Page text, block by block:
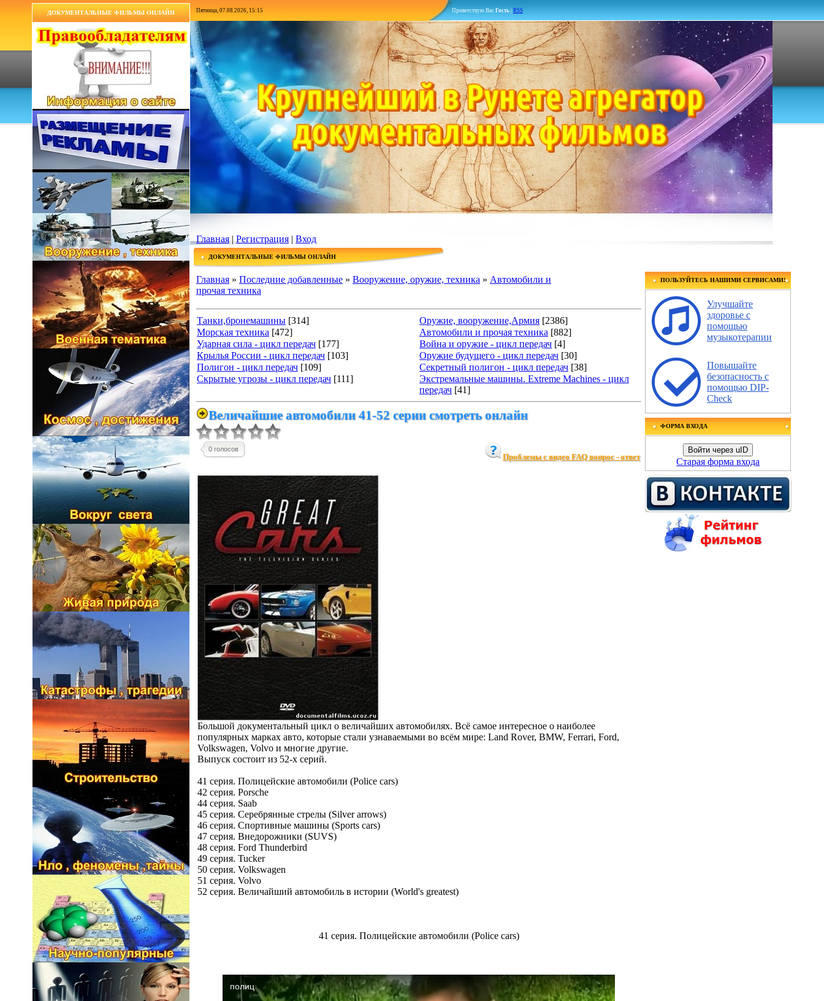
ДОКУМЕНТАЛЬНЫЕ ФИЛЬМЫ ОНЛАЙН Пятница, 07.08.2026, 15:15 Приветствую Вас Гость RSS
Главная|Регистрация | Вход
ДОКУМЕНТАЛЬНЫЕ ФИЛЬМЫ ОНЛАЙН
Главная » Последние добавленные » Вооружение, оружие, техника » Автомобили и
прочая техника
Танки,бронемашины [314] Оружие, вооружение,Армия [2386]
Морская техника [472] Автомобили и прочая техника [882]
Ударная сила - цикл передач [177] Война и оружие - цикл передач [4]
Крылья России - цикл передач [103] Оружие будущего - цикл передач [30]
Полигон - цикл передач [109] Секретный полигон - цикл передач [38]
Скрытые угрозы - цикл передач [111]
Экстремальные машины. Extreme Machines - цикл
передач [41]
Величайшие автомобили 41-52 серии смотреть онлайн
0 голосов
Проблемы с видео FAQ вопрос - ответ
Большой документальный цикл о величайших автомобилях. Всё самое интересное о наиболее
популярных марках авто, которые стали узнаваемыми во всём мире: Land Rover, BMW, Ferrari, Ford,
Volkswagen, Volvo и многие другие.
Выпуск состоит из 52-х серий.
41 серия. Полицейские автомобили (Police cars)
42 серия. Porsсhe
44 серия. Saab
45 серия. Серебрянные стрелы (Silver arrows)
46 серия. Спортивные машины (Sports cars)
47 серия. Внедорожники (SUVS)
48 серия. Ford Thunderbird
49 серия. Tucker
50 серия. Volkswagen
51 серия. Volvo
52 серия. Величайший автомобиль в истории (World's greatest)
41 серия. Полицейские автомобили (Police cars)
ПОЛЬЗУЙТЕСЬ НАШИМИ СЕРВИСАМИ!
Улучшайте
здоровье с
помощью
музыкотерапии
Повышайте
безопасность с
помощью DIP-
Check
ФОРМА ВХОДА
Войти через uID
Старая форма входа